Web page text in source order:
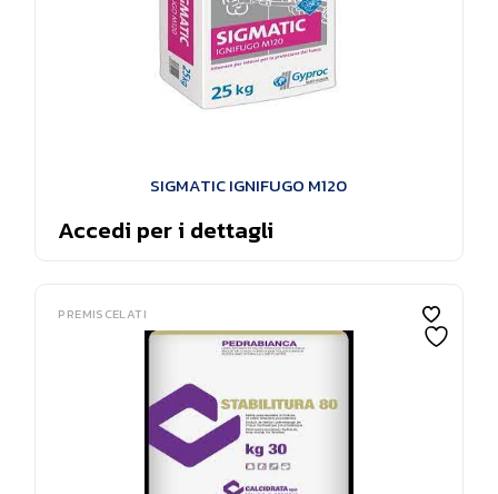
SIGMATIC IGNIFUGO M120
Accedi per i dettagli
PREMISCELATI